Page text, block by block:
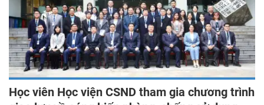
Học viên Học viện CSND tham gia chương trình